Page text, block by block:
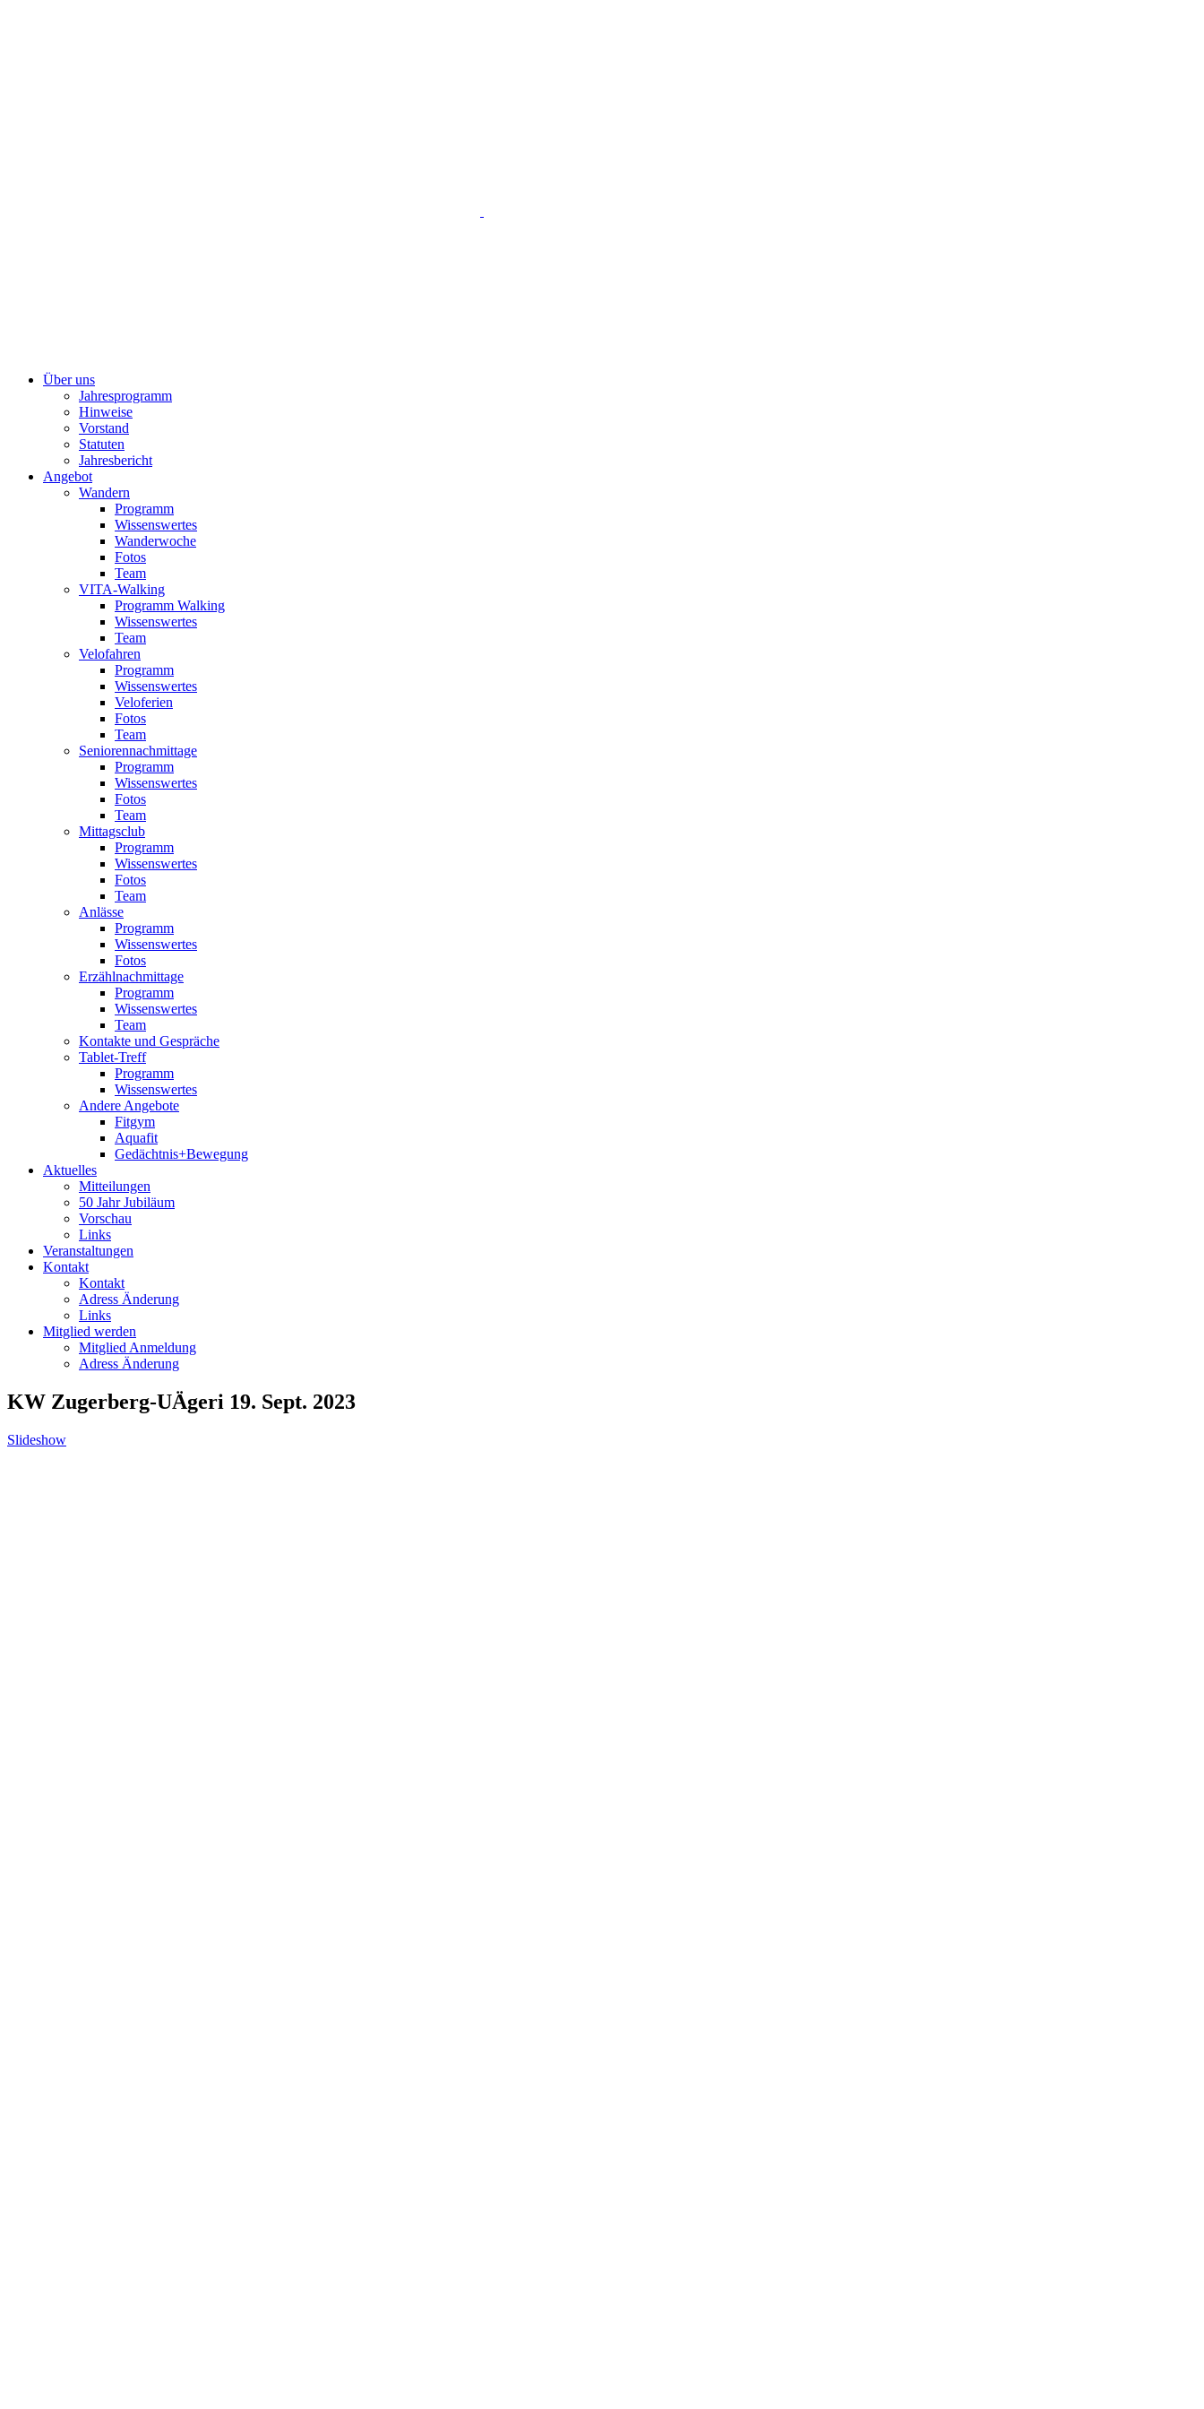
Über uns
Jahresprogramm
Hinweise
Vorstand
Statuten
Jahresbericht
Angebot
Wandern
Programm
Wissenswertes
Wanderwoche
Fotos
Team
VITA-Walking
Programm Walking
Wissenswertes
Team
Velofahren
Programm
Wissenswertes
Veloferien
Fotos
Team
Seniorennachmittage
Programm
Wissenswertes
Fotos
Team
Mittagsclub
Programm
Wissenswertes
Fotos
Team
Anlässe
Programm
Wissenswertes
Fotos
Erzählnachmittage
Programm
Wissenswertes
Team
Kontakte und Gespräche
Tablet-Treff
Programm
Wissenswertes
Andere Angebote
Fitgym
Aquafit
Gedächtnis+Bewegung
Aktuelles
Mitteilungen
50 Jahr Jubiläum
Vorschau
Links
Veranstaltungen
Kontakt
Kontakt
Adress Änderung
Links
Mitglied werden
Mitglied Anmeldung
Adress Änderung
KW Zugerberg-UÄgeri 19. Sept. 2023
Slideshow